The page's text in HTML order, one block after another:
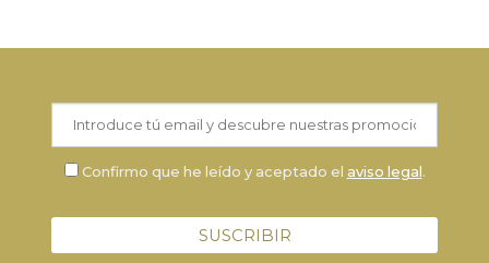
Confirmo que he leído y aceptado el aviso legal.